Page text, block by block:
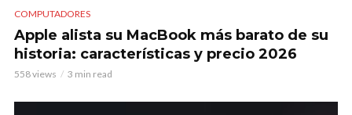
COMPUTADORES
Apple alista su MacBook más barato de su
historia: características y precio 2026
558 views 3 min read